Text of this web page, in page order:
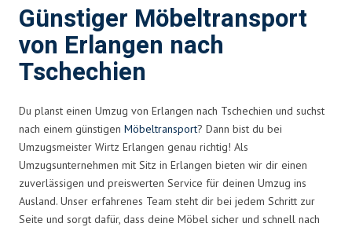
Günstiger Möbeltransport
von Erlangen nach
Tschechien
Du planst einen Umzug von Erlangen nach Tschechien und suchst
nach einem günstigen Möbeltransport? Dann bist du bei
Umzugsmeister Wirtz Erlangen genau richtig! Als
Umzugsunternehmen mit Sitz in Erlangen bieten wir dir einen
zuverlässigen und preiswerten Service für deinen Umzug ins
Ausland. Unser erfahrenes Team steht dir bei jedem Schritt zur
Seite und sorgt dafür, dass deine Möbel sicher und schnell nach